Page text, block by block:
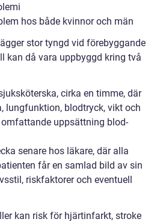
hos både kvinnor och män
stor tyngd vid förebyggande
kan då vara uppbyggd kring två
cirka en timme, där
lungfunktion, blodtryck, vikt och
uppsättning blod-
senare hos läkare, där alla
får en samlad bild av sin
riskfaktorer och eventuell
kan risk för hjärtinfarkt, stroke